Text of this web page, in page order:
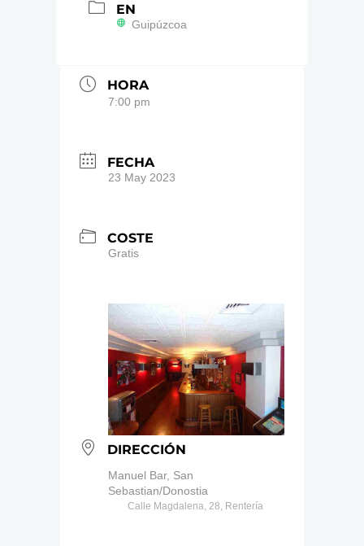
EN
Guipúzcoa
HORA
7:00 pm
FECHA
23 May 2023
COSTE
Gratis
DIRECCIÓN
Manuel Bar, San
Sebastian/Donostia
Calle Magdalena, 28, Rentería